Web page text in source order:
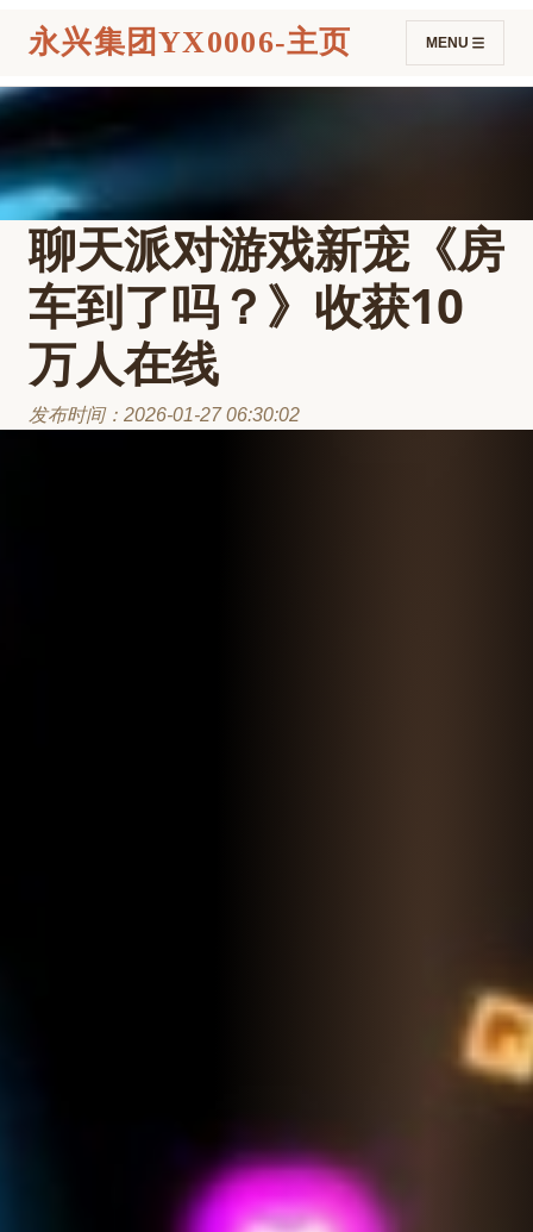
永兴集团YX0006-主页 MENU
聊天派对游戏新宠《房
车到了吗？》收获10
万人在线
发布时间：2026-01-27 06:30:02